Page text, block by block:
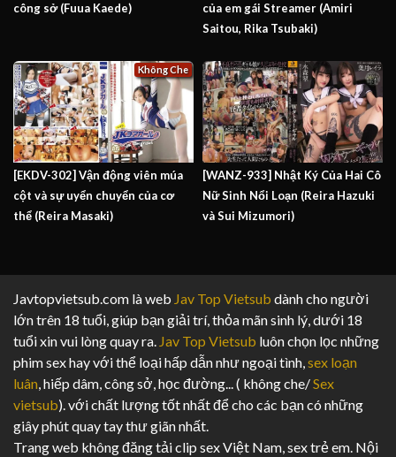
công sở (Fuua Kaede)
của em gái Streamer (Amiri
Saitou, Rika Tsubaki)
[EKDV-302] Vận động viên múa
cột và sự uyển chuyển của cơ
thể (Reira Masaki)
Không Che
[WANZ-933] Nhật Ký Của Hai Cô
Nữ Sinh Nổi Loạn (Reira Hazuki
và Sui Mizumori)
Javtopvietsub.com là web Jav Top Vietsub dành cho người
lớn trên 18 tuổi, giúp bạn giải trí, thỏa mãn sinh lý, dưới 18
tuổi xin vui lòng quay ra. Jav Top Vietsub luôn chọn lọc những
phim sex hay với thể loại hấp dẫn như ngoại tình,sex loạn
luân, hiếp dâm, công sở, học đường... ( không che/Sex
vietsub). với chất lượng tốt nhất để cho các bạn có những
giây phút quay tay thư giãn nhất.
Trang web không đăng tải clip sex Việt Nam, sex trẻ em. Nội